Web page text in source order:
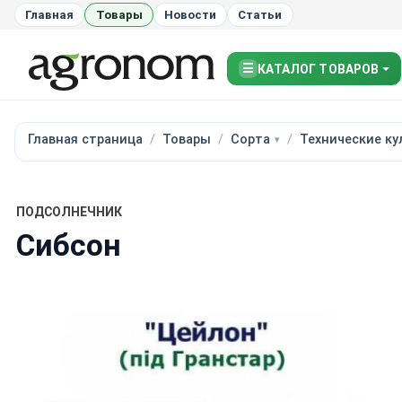
Главная Товары Новости Статьи
☰ КАТАЛОГ ТОВАРОВ
Главная страница Товары Сорта Технические
ПОДСОЛНЕЧНИК
Сибсон